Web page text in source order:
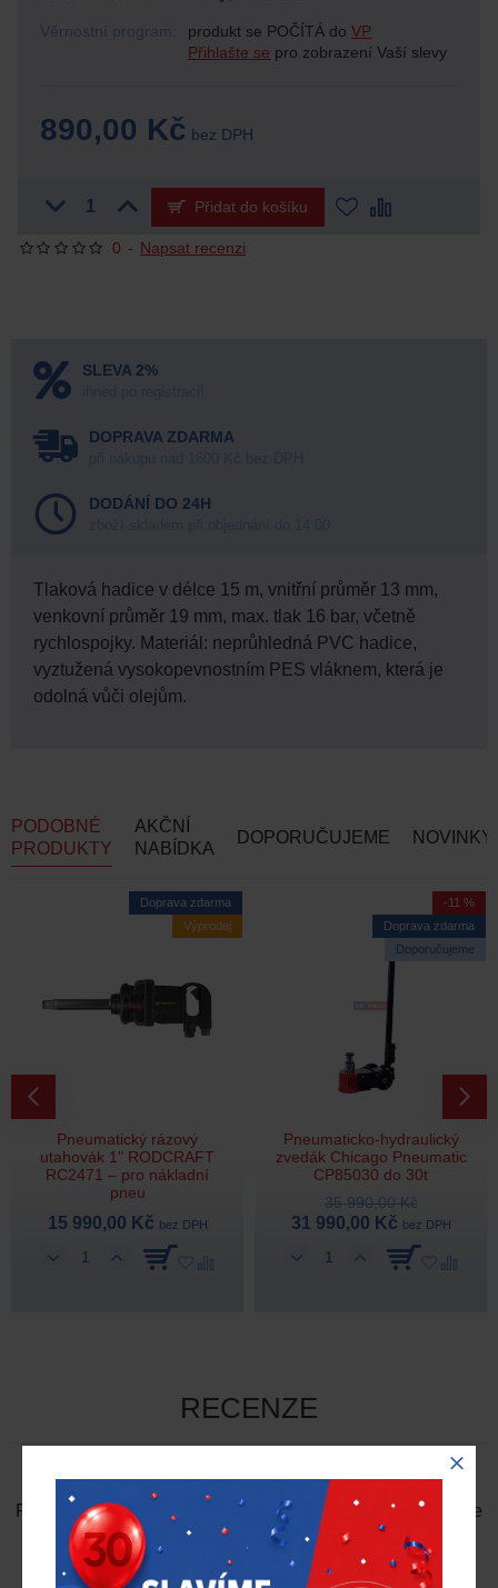
0 - Napsat recenzi
890,00 Kč bez DPH
Věrnostní program: produkt se POČÍTÁ do VP
Přihlašte se pro zobrazení Vaší slevy
Přidat do košíku
SLEVA 2%
DOPRAVA ZDARMA
DODÁNÍ DO 24H
Tlaková hadice v délce 15 m, vnitřní průměr 13 mm,
venkovní průměr 19 mm, max. tlak 16 bar, včetně
rychlospojky. Materiál: neprůhledná PVC hadice,
vyztužená vysokopevnostním PES vláknem, která je
odolná vůči olejům.
PODOBNÉ
PRODUKTY
AKČNÍ
NABÍDKA
DOPORUČUJEME NOVINKY
Výprodej
Doprava zdarma
Pneumatický rázový
utahovák 1" RODCRAFT
RC2471 – pro nákladní
pneu
15 990,00 Kč bez DPH
Doprava zdarma
Doporučujeme
-11 %
Pneumaticko-hydraulický
zvedák Chicago Pneumatic
CP85030 do 30t
35 990,00 Kč
31 990,00 Kč bez DPH
RECENZE
NAPSAT RECENZI
Prosím přihlaste se nebo se registrujte pro napsání recenze